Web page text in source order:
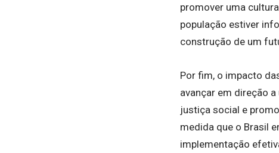
promover uma
população estiver
construção de um
Por fim, o impacto
avançar em direção
justiça social e
medida que o Brasil
implementação